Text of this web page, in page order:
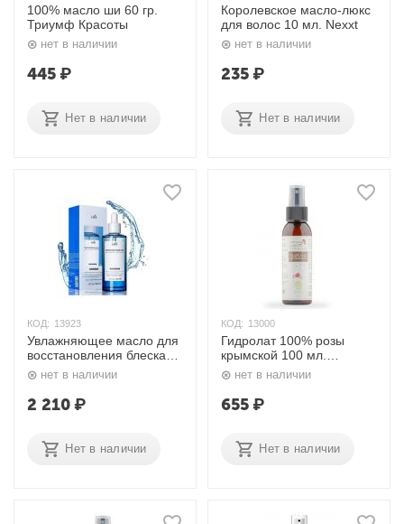
100% масло ши 60 гр.
Триумф Красоты
нет в наличии
445₽
Нет в наличии
Королевское масло-люкс
для волос 10 мл. Nexxt
нет в наличии
235₽
Нет в наличии
КОД: 13923
Увлажняющее масло для
восстановления блеска
волос 100 мл. Lador
нет в наличии
2 210₽
Нет в наличии
КОД: 13000
Гидролат 100% розы
крымской 100 мл.
Триумф Красоты
нет в наличии
655₽
Нет в наличии